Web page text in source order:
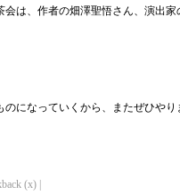
は、作者の畑澤聖悟さん、演出
になっていくから、またぜひや
(x) |